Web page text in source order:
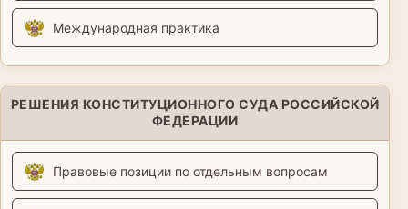
Международная практика
РЕШЕНИЯ КОНСТИТУЦИОННОГО СУДА РОССИЙСКОЙ
ФЕДЕРАЦИИ
Правовые позиции по отдельным вопросам